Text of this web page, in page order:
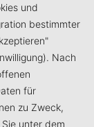
und
bestimmter
Nach
für
zu Zweck,
unter dem